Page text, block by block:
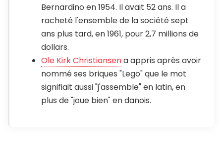
Bernardino en 1954. Il avait 52 ans. Il a
racheté l'ensemble de la société sept
ans plus tard, en 1961, pour 2,7 millions de
dollars.
Ole Kirk Christiansena appris après avoir
nommé ses briques "Lego" que le mot
signifiait aussi "j'assemble" en latin, en
plus de "joue bien" en danois.